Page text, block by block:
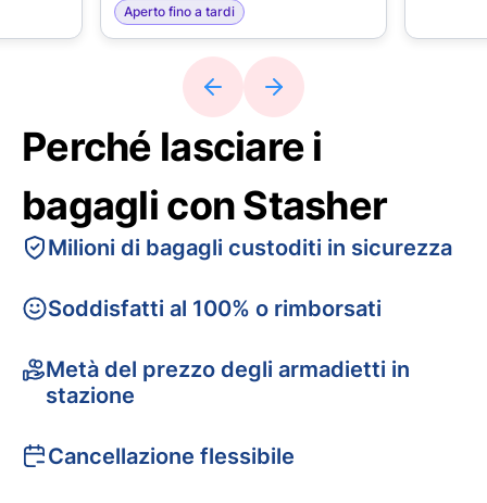
Aperto fino a tardi
Perché lasciare i
bagagli con Stasher
Milioni di bagagli custoditi in sicurezza
Soddisfatti al 100% o rimborsati
Metà del prezzo degli armadietti in
stazione
Cancellazione flessibile